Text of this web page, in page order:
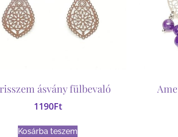
ásvány fülbevaló
1190Ft
Kosárba teszem